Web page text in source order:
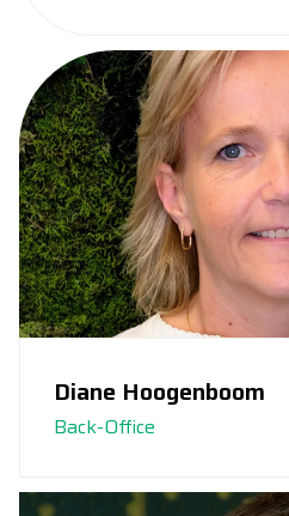
Back-Office
Diane Hoogenboom